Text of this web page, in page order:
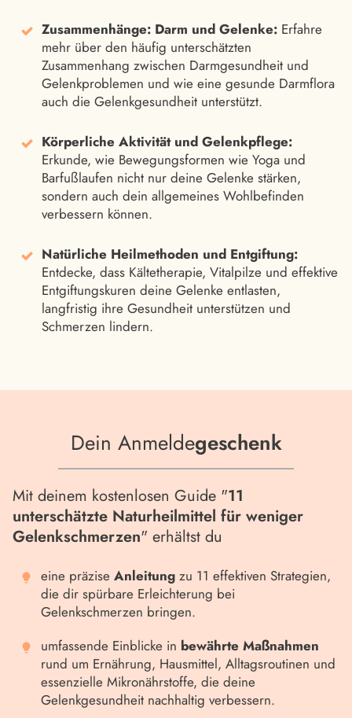
Zusammenhänge: Darm und Gelenke: Erfahre
mehr über den häufig unterschätzten
Zusammenhang zwischen Darmgesundheit und
Gelenkproblemen und wie eine gesunde Darmflora
auch die Gelenkgesundheit unterstützt.
Körperliche Aktivität und Gelenkpflege:
Erkunde, wie Bewegungsformen wie Yoga und
Barfußlaufen nicht nur deine Gelenke stärken,
sondern auch dein allgemeines Wohlbefinden
verbessern können.
Natürliche Heilmethoden und Entgiftung:
Entdecke, dass Kältetherapie, Vitalpilze und effektive
Entgiftungskuren deine Gelenke entlasten,
langfristig ihre Gesundheit unterstützen und
Schmerzen lindern.
Dein Anmeldegeschenk
Mit deinem kostenlosen Guide "11
unterschätzte Naturheilmittel für weniger
Gelenkschmerzen" erhältst du
eine präzise Anleitung zu 11 effektiven Strategien,
die dir spürbare Erleichterung bei
Gelenkschmerzen bringen.
umfassende Einblicke in bewährte Maßnahmen
rund um Ernährung, Hausmittel, Alltagsroutinen und
essenzielle Mikronährstoffe, die deine
Gelenkgesundheit nachhaltig verbessern.